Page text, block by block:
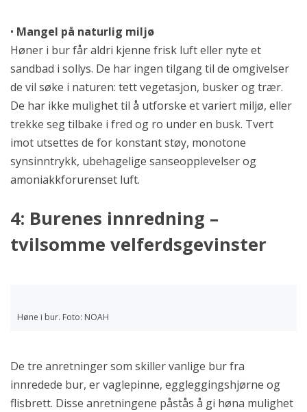
• Mangel på naturlig miljø
Høner i bur får aldri kjenne frisk luft eller nyte et
sandbad i sollys. De har ingen tilgang til de omgivelser
de vil søke i naturen: tett vegetasjon, busker og trær.
De har ikke mulighet til å utforske et variert miljø, eller
trekke seg tilbake i fred og ro under en busk. Tvert
imot utsettes de for konstant støy, monotone
synsinntrykk, ubehagelige sanseopplevelser og
amoniakkforurenset luft.
4: Burenes innredning –
tvilsomme velferdsgevinster
Høne i bur. Foto: NOAH
De tre anretninger som skiller vanlige bur fra
innredede bur, er vaglepinne, eggleggingshjørne og
flisbrett. Disse anretningene påstås å gi høna mulighet